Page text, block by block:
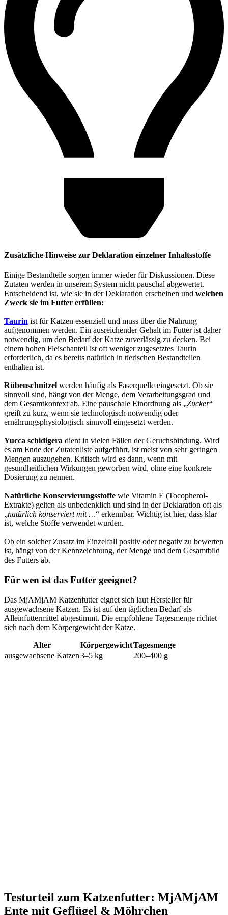
Zusätzliche Hinweise zur Deklaration einzelner Inhaltsstoffe
Einige Bestandteile sorgen immer wieder für Diskussionen. Diese
Zutaten werden in unserem System nicht pauschal abgewertet.
Entscheidend ist, wie sie in der Deklaration erscheinen und welchen
Zweck sie im Futter erfüllen:
Taurin ist für Katzen essenziell und muss über die Nahrung
aufgenommen werden. Ein ausreichender Gehalt im Futter ist daher
notwendig, um den Bedarf der Katze zuverlässig zu decken. Bei
einem hohen Fleischanteil ist oft weniger zugesetztes Taurin
erforderlich, da es bereits natürlich in tierischen Bestandteilen
enthalten ist.
Rübenschnitzel werden häufig als Faserquelle eingesetzt. Ob sie
sinnvoll sind, hängt von der Menge, dem Verarbeitungsgrad und
dem Gesamtkontext ab. Eine pauschale Einordnung als „Zucker“
greift zu kurz, wenn sie technologisch notwendig oder
ernährungsphysiologisch sinnvoll eingesetzt werden.
Yucca schidigera dient in vielen Fällen der Geruchsbindung. Wird
es am Ende der Zutatenliste aufgeführt, ist meist von sehr geringen
Mengen auszugehen. Kritisch wird es dann, wenn mit
gesundheitlichen Wirkungen geworben wird, ohne eine konkrete
Dosierung zu nennen.
Natürliche Konservierungsstoffe wie Vitamin E (Tocopherol-
Extrakte) gelten als unbedenklich und sind in der Deklaration oft als
„natürlich konserviert mit …“ erkennbar. Wichtig ist hier, dass klar
ist, welche Stoffe verwendet wurden.
Ob ein solcher Zusatz im Einzelfall positiv oder negativ zu bewerten
ist, hängt von der Kennzeichnung, der Menge und dem Gesamtbild
des Futters ab.
Für wen ist das Futter geeignet?
Das MjAMjAM Katzenfutter eignet sich laut Hersteller für
ausgewachsene Katzen. Es ist auf den täglichen Bedarf als
Alleinfuttermittel abgestimmt. Die empfohlene Tagesmenge richtet
sich nach dem Körpergewicht der Katze.
Alter KörpergewichtTagesmenge
ausgewachsene Katzen3–5 kg 200–400 g
Testurteil zum Katzenfutter: MjAMjAM
Ente mit Geflügel & Möhrchen